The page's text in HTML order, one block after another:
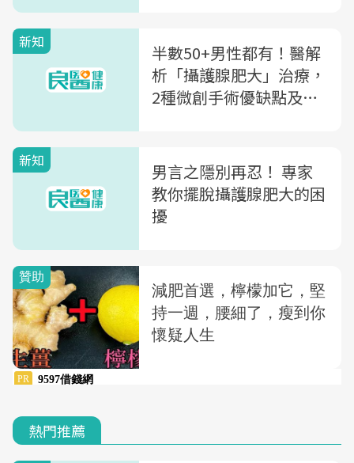
新知
半數50+男性都有！醫解
析「攝護腺肥大」治療，
2種微創手術優缺點及費
新知
男言之隱別再忍！ 專家
教你擺脫攝護腺肥大的困
擾
熱門推薦